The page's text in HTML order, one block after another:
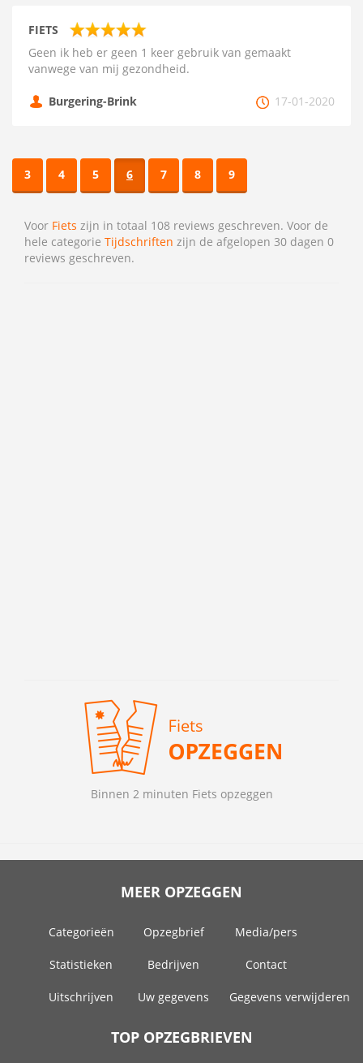
FIETS
Geen ik heb er geen 1 keer gebruik van gemaakt
vanwege van mij gezondheid.
Burgering-Brink 17-01-2020
3 4 5 6 7 8 9
Voor Fiets zijn in totaal 108 reviews geschreven. Voor de
hele categorie Tijdschriften zijn de afgelopen 30 dagen 0
reviews geschreven.
Binnen 2 minuten Fiets opzeggen
MEER OPZEGGEN
Categorieën Opzegbrief Media/pers
Statistieken Bedrijven Contact
Uitschrijven Uw gegevens Gegevens verwijderen
TOP OPZEGBRIEVEN